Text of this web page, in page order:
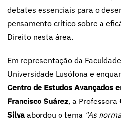
debates essenciais para o
pensamento crítico sobre a
Direito nesta área.
Em representação da
Universidade Lusófona e
Centro de Estudos Avançados
Francisco Suárez, a Professora
Silva abordou o tema "As